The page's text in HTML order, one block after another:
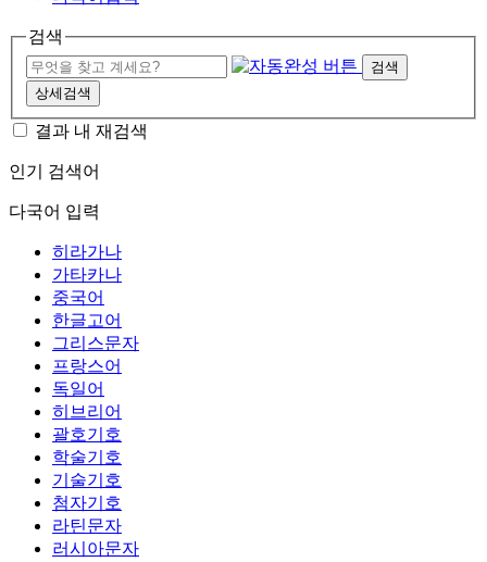
검색
검색
상세검색
결과 내 재검색
인기 검색어
다국어 입력
히라가나
가타카나
중국어
한글고어
그리스문자
프랑스어
독일어
히브리어
괄호기호
학술기호
기술기호
첨자기호
라틴문자
러시아문자